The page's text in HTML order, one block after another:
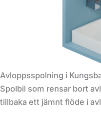
Avloppsspolning i
Spolbil som rensar bort
tillbaka ett jämnt flöde i